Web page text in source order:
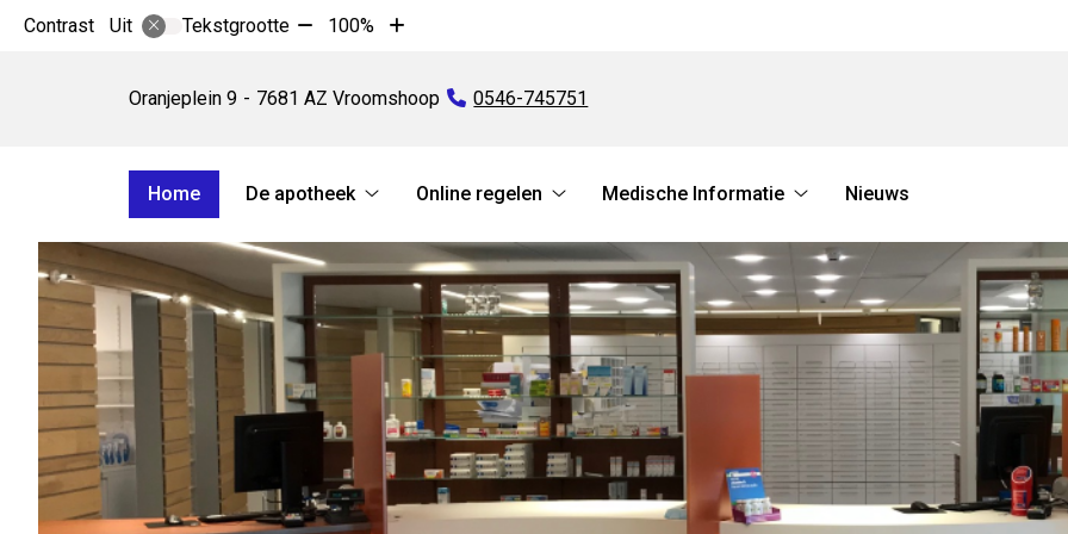
Contrast Uit Tekstgrootte Tekst
10%
100%
Tekst
10%
Oranjeplein 9 7681 AZ Vroomshoop Tel:
0546-745751
Hoofdmenu
Home
De apotheek
apotheek
submenu
Online regelen
regelen
submenu
Medische Informatie
Informatie
submenu
Nieuws